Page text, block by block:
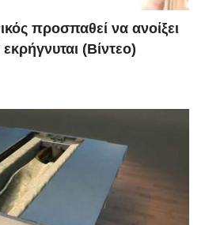
προσπαθεί να ανοίξει
(Βίντεο)